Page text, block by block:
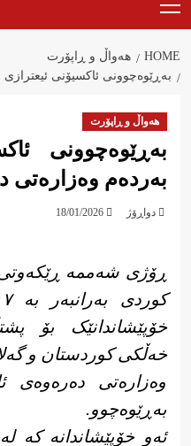
Menu
HOME
هەواڵ و ڕاپۆرت
بەڕێوەچوونی ئاکسیۆنی
هەواڵ و ڕاپۆرت
بەڕێوەچوونی
بەردەم وەزارەتی
دواڕۆژ 18/01/2026
خۆپێشاندانێک بۆ
خەڵکی کوردستان و
وەزارەتی دەرەوەی
بەڕێوەچوو.